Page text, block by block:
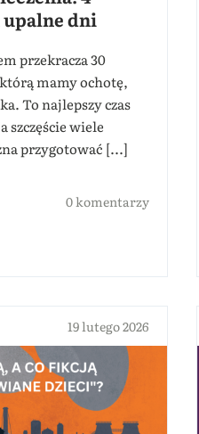
upalne dni
przekracza 30
mamy ochotę,
To najlepszy czas
szczęście wiele
przygotować [...]
0 komentarzy
19 lutego 2026